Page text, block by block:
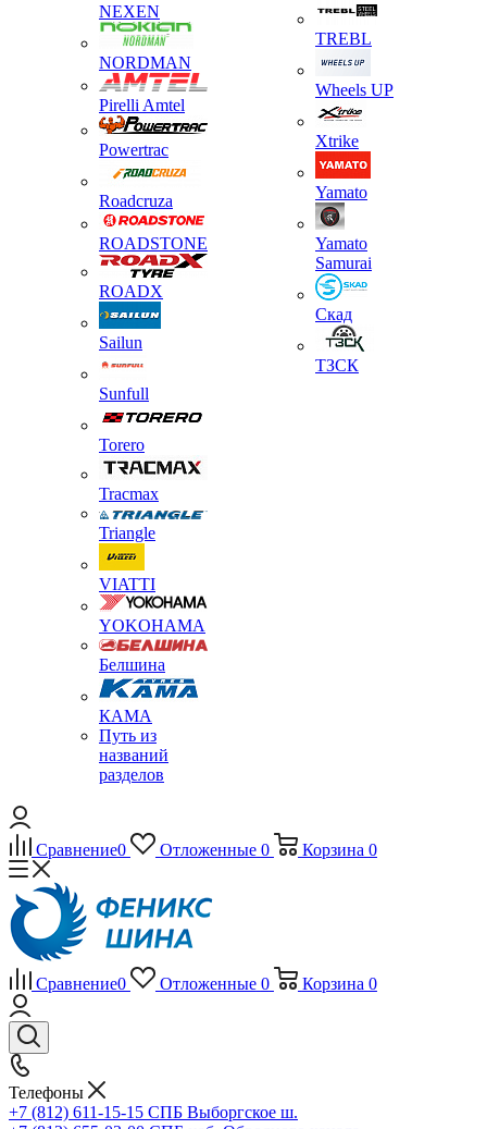
NEXEN
NORDMAN
Pirelli Amtel
Powertrac
Roadcruza
ROADSTONE
ROADX
Sailun
Sunfull
Torero
Tracmax
Triangle
VIATTI
YOKOHAMA
Белшина
КАМА
Путь из
названий
разделов
TREBL
Wheels UP
Xtrike
Yamato
Yamato
Samurai
Скад
ТЗСК
Сравнение0 Отложенные 0 Корзина 0
Сравнение0 Отложенные 0 Корзина 0
Телефоны
+7 (812) 611-15-15 СПБ Выборгское ш.